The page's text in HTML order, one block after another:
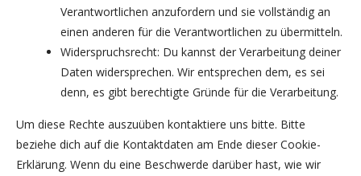
Verantwortlichen anzufordern und sie vollständig an
einen anderen für die Verantwortlichen zu übermitteln.
Widerspruchsrecht: Du kannst der Verarbeitung deiner
Daten widersprechen. Wir entsprechen dem, es sei
denn, es gibt berechtigte Gründe für die Verarbeitung.
Um diese Rechte auszuüben kontaktiere uns bitte. Bitte
beziehe dich auf die Kontaktdaten am Ende dieser Cookie-
Erklärung. Wenn du eine Beschwerde darüber hast, wie wir